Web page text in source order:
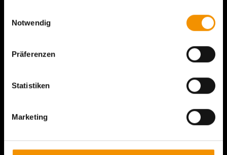
Notwendig
Präferenzen
Statistiken
Marketing